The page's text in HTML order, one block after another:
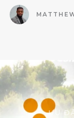
ƯU